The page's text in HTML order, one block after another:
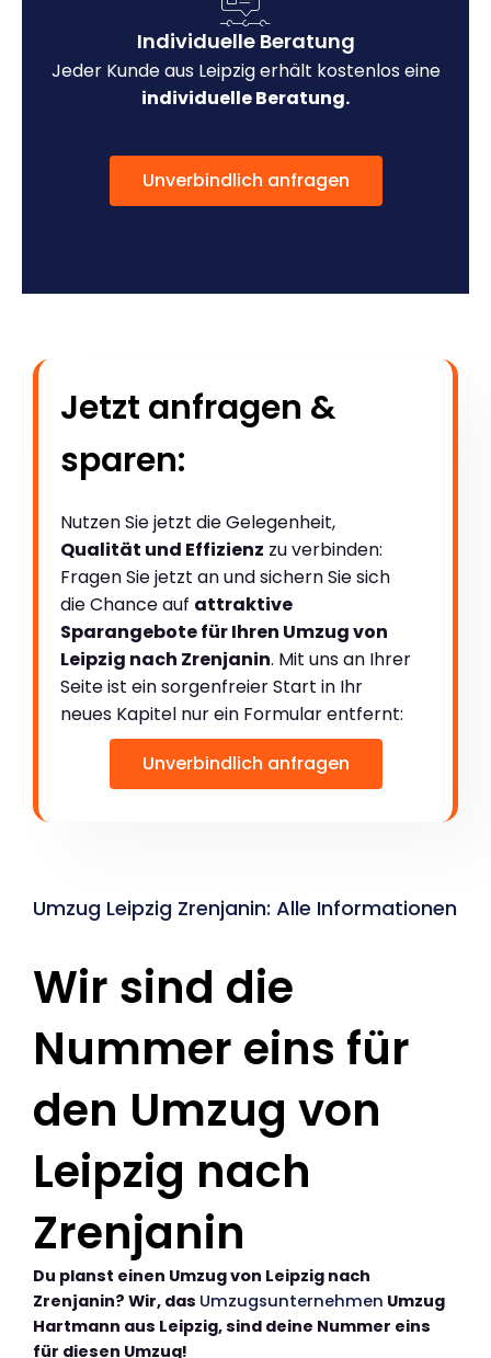
Individuelle Beratung
Jeder Kunde aus Leipzig erhält kostenlos eine
individuelle Beratung.
Unverbindlich anfragen
Jetzt anfragen &
sparen:
Nutzen Sie jetzt die Gelegenheit,
Qualität und Effizienz zu verbinden:
Fragen Sie jetzt an und sichern Sie sich
die Chance auf attraktive
Sparangebote für Ihren Umzug von
Leipzig nach Zrenjanin. Mit uns an Ihrer
Seite ist ein sorgenfreier Start in Ihr
neues Kapitel nur ein Formular entfernt:
Unverbindlich anfragen
Umzug Leipzig Zrenjanin: Alle Informationen
Wir sind die
Nummer eins für
den Umzug von
Leipzig nach
Zrenjanin
Du planst einen Umzug von Leipzig nach
Zrenjanin? Wir, das Umzugsunternehmen Umzug
Hartmann aus Leipzig, sind deine Nummer eins
für diesen Umzug!